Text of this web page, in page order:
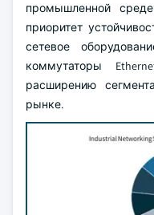
промышленной
приоритет
сетевое
коммутаторы
расширению
рынке.